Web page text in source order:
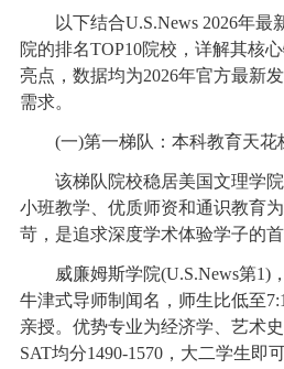
以下结合U.S.News 2026年最
院的排名TOP10院校，详解其核
亮点，数据均为2026年官方最新
需求。
(一)第一梯队：本科教育天花
该梯队院校稳居美国文理学院
小班教学、优质师资和通识教育
苛，是追求深度学术体验学子的首
威廉姆斯学院(U.S.News第1)，
牛津式导师制闻名，师生比低至
亲授。优势专业为经济学、艺术
SAT均分1490-1570，大二学生即